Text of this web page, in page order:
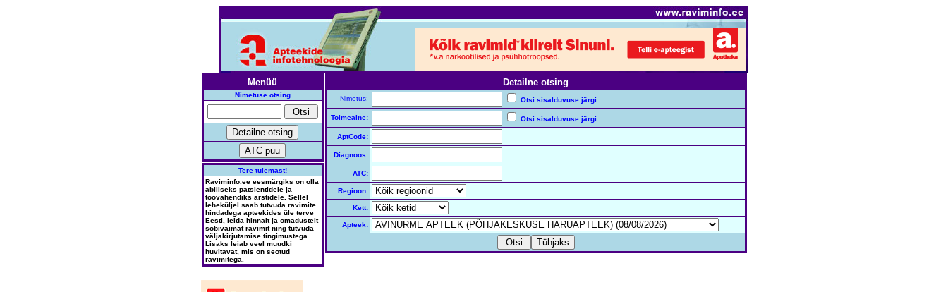
Menüü
Nimetuse otsing
Tere tulemast!
Raviminfo.ee eesmärgiks on olla
abiliseks patsientidele ja
töövahendiks arstidele. Sellel
leheküljel saab tutvuda ravimite
hindadega apteekides üle terve
Eesti, leida hinnalt ja omadustelt
sobivaimat ravimit ning tutvuda
väljakirjutamise tingimustega.
Lisaks leiab veel muudki
huvitavat, mis on seotud
ravimitega.
Detailne otsing
Nimetus: Otsi sisalduvuse järgi
Toimeaine: Otsi sisalduvuse järgi
AptCode:
Diagnoos:
ATC:
Regioon:
Kett:
Apteek: